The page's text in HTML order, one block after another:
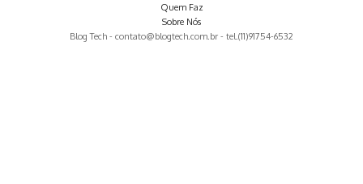
Blog Tech - contato@blogtech.com.br - tel.(11)91754-6532
Quem Faz
Sobre Nós